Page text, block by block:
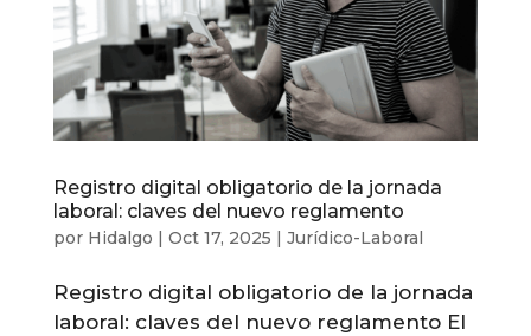
Registro digital obligatorio de la jornada
laboral: claves del nuevo reglamento
por Hidalgo | Oct 17, 2025 | Jurídico-Laboral
Registro digital obligatorio de la jornada
laboral: claves del nuevo reglamento El